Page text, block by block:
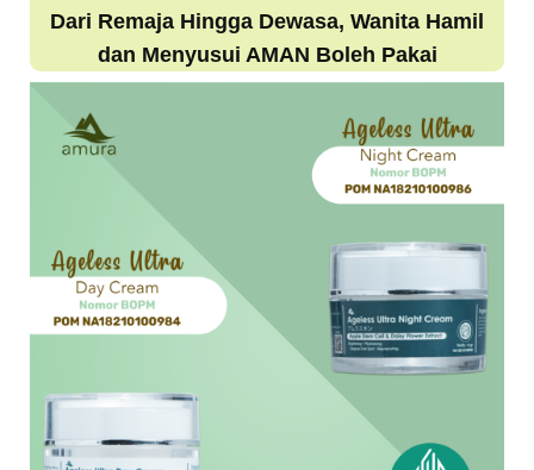
Dari Remaja Hingga Dewasa, Wanita Hamil
dan Menyusui AMAN Boleh Pakai